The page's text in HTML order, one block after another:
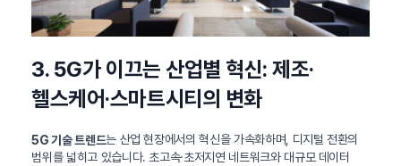
3. 5G가 이끄는 산업별 혁신: 제조·
헬스케어·스마트시티의 변화
5G 기술 트렌드는 산업 현장에서의 혁신을 가속화하며, 디지털 전환의
범위를 넓히고 있습니다. 초고속·초저지연 네트워크와 대규모 데이터